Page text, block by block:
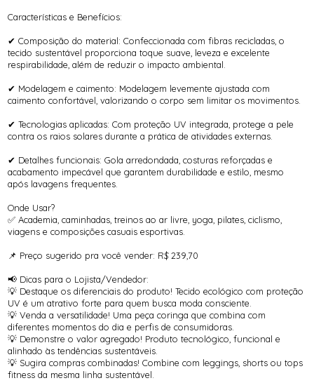
Características e Benefícios:
✔ Composição do material: Confeccionada com fibras recicladas, o
tecido sustentável proporciona toque suave, leveza e excelente
respirabilidade, além de reduzir o impacto ambiental.
✔ Modelagem e caimento: Modelagem levemente ajustada com
caimento confortável, valorizando o corpo sem limitar os movimentos.
✔ Tecnologias aplicadas: Com proteção UV integrada, protege a pele
contra os raios solares durante a prática de atividades externas.
✔ Detalhes funcionais: Gola arredondada, costuras reforçadas e
acabamento impecável que garantem durabilidade e estilo, mesmo
após lavagens frequentes.
Onde Usar?
✅ Academia, caminhadas, treinos ao ar livre, yoga, pilates, ciclismo,
viagens e composições casuais esportivas.
📌 Preço sugerido pra você vender: R$ 239,70
📢 Dicas para o Lojista/Vendedor:
💡 Destaque os diferenciais do produto! Tecido ecológico com proteção
UV é um atrativo forte para quem busca moda consciente.
💡 Venda a versatilidade! Uma peça coringa que combina com
diferentes momentos do dia e perfis de consumidoras.
💡 Demonstre o valor agregado! Produto tecnológico, funcional e
alinhado às tendências sustentáveis.
💡 Sugira compras combinadas! Combine com leggings, shorts ou tops
fitness da mesma linha sustentável.